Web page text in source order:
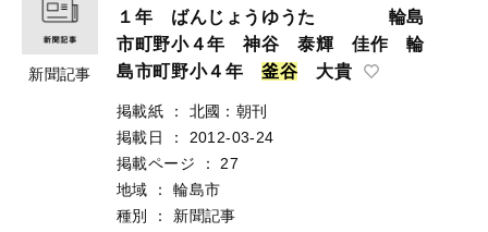
新聞記事
１年 ばんじょうゆうた 輪島
市町野小４年 神谷 泰輝 佳作 輪
島市町野小４年釜谷 大貴
掲載紙 ：
北國：朝刊
掲載日
：
2012-03-24
掲載ページ
：
27
地域
：
輪島市
種別
： 新聞記事